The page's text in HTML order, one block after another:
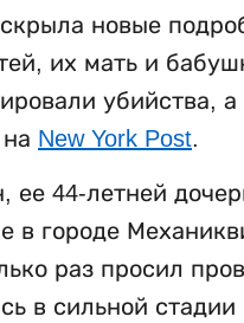
новые
их мать и
убийства, а
New York Post.
ее 44-летней
в городе
раз просил
в сильной